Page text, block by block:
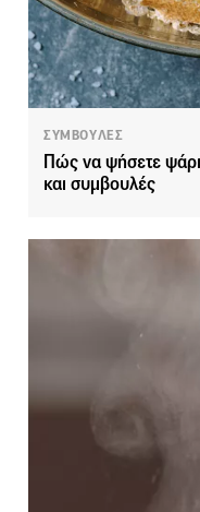
ΣΥΜΒΟΥΛΕΣ
Πώς να ψήσετε
και συμβουλές